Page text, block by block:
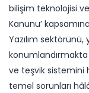
bilişim teknolojisi
Kanunu’
Yazılım
konumlandırmakta
ve teşvik sistemini
temel sorunları